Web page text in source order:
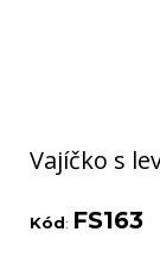
Vajíčko s
Kód: FS163